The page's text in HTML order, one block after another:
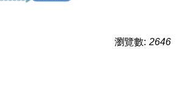
瀏覽數: 2646